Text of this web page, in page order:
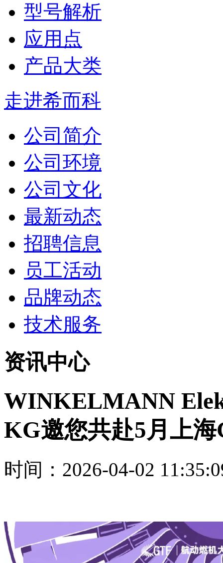
型号解析
应用点
产品大类
走进希而科
公司简介
公司环境
公司文化
最新动态
招聘信息
员工活动
品牌动态
技术服务
资讯中心
WINKELMANN
KG邀您共赴5月上
时间：2026-04-02